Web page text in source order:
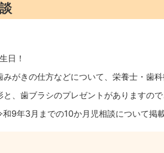
日！
がきの仕方などについて、栄養士・歯
、歯ブラシのプレゼントがありますので
9年3月までの10か月児相談について掲載